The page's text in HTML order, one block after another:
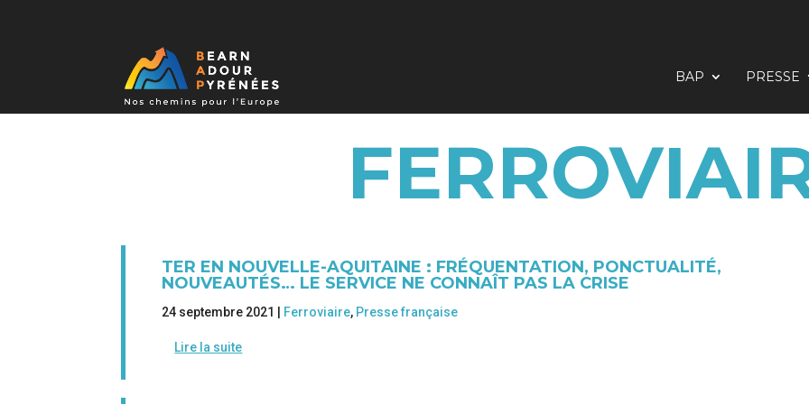
BAP PRESSE
TER EN NOUVELLE-AQUITAINE : FRÉQUENTATION, PONCTUALITÉ,
NOUVEAUTÉS… LE SERVICE NE CONNAÎT PAS LA CRISE
24 septembre 2021 | Ferroviaire, Presse française
Lire la suite